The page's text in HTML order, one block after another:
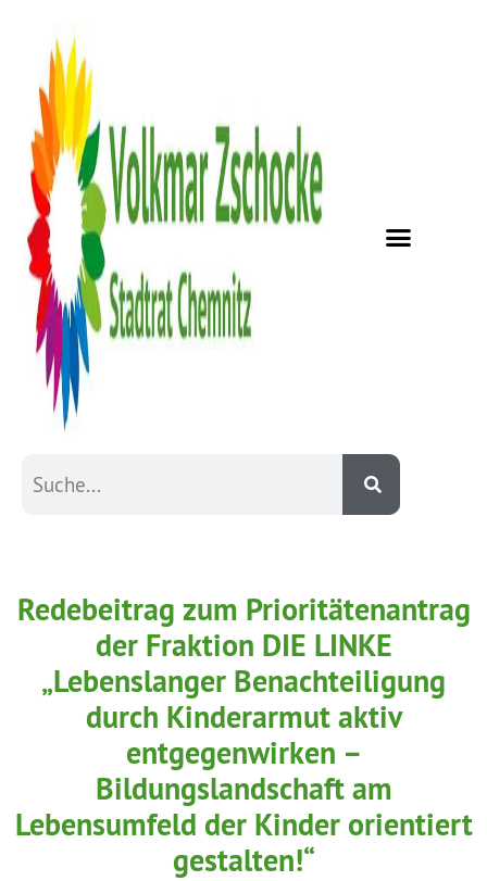
Redebeitrag zum Prioritätenantrag
der Fraktion DIE LINKE
„Lebenslanger Benachteiligung
durch Kinderarmut aktiv
entgegenwirken –
Bildungslandschaft am
Lebensumfeld der Kinder orientiert
gestalten!“